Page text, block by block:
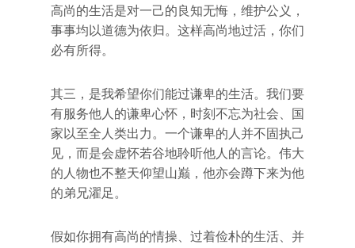
高尚的生活是对一己的良知无悔，维护公义，
事事均以道德为依归。这样高尚地过活，你们
必有所得。
其三，是我希望你们能过谦卑的生活。我们要
有服务他人的谦卑心怀，时刻不忘为社会、国
家以至全人类出力。一个谦卑的人并不固执己
见，而是会虚怀若谷地聆听他人的言论。伟大
的人物也不整天仰望山巅，他亦会蹲下来为他
的弟兄濯足。
假如你拥有高尚的情操、过着俭朴的生活、并